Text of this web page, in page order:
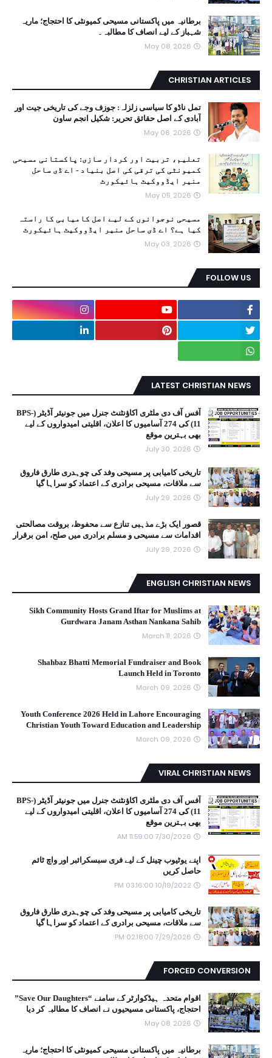
برطانیہ میں پاکستانی مسیحی کمیونٹی کا احتجاج؛ ماریہ
شہباز کے لیے انصاف کا مطالبہ۔
May 08, 2026
CHRISTIAN ARTICLES
تمل ناڈو کا سیاسی زلزلہ: جوزف وجے کی تاریخی جیت اور
آبادی کے اصل حقائق تحریر: شکیل انجم ساون
May 06, 2026
تعلیم، تربیت اور کردار سازی: پاکستانی مسیحی
کمیونٹی کی ترقی کی اصل بنیاد - اے ڈی ساحل
منیر ایڈووکیٹ ہائیکورٹ
May 05, 2026
مسیحی نوجوانوں کے لیے اصل کامیابی کا راستہ
کیا ہے؟ اے ڈی ساحل منیر ایڈووکیٹ ہائیکورٹ
May 03, 2026
FOLLOW US
LATEST CHRISTIAN NEWS
آفس آف دی ملٹری اکاؤنٹنٹ جنرل میں جونیئر آڈیٹر (BPS-
11) کی 274 آسامیوں کا اعلان، اقلیتی امیدواروں کے لیے
بھی بہترین موقع
July 30, 2026
تاریخی کامیابی پر مسیحی وفد کی چوہدری طارق فاروق
سے ملاقات، مسیحی برادری کے اعتماد کو سراہا گیا
July 29, 2026
قصور ایک بڑے مذہبی تنازع سے محفوظ، بروقت مصالحتی
اقدامات سے مسیحی و مسلم برادری میں صلح، امن برقرار
July 29, 2026
ENGLISH CHRISTIAN NEWS
Sikh Community Hosts Grand Iftar for Muslims at
Gurdwara Janam Asthan Nankana Sahib
March 11, 2026
Shahbaz Bhatti Memorial Fundraiser and Book
Launch Held in Toronto
March 09, 2026
Youth Conference 2026 Held in Lahore Encouraging
Christian Youth Toward Education and Leadership
March 09, 2026
VIRAL CHRISTIAN NEWS
آفس آف دی ملٹری اکاؤنٹنٹ جنرل میں جونیئر آڈیٹر (BPS-
11) کی 274 آسامیوں کا اعلان، اقلیتی امیدواروں کے لیے
بھی بہترین موقع
7/30/2026 11:59:00 AM
اپنے یوٹیوب چینل کے لیے فری سبسکرائبر اور واچ ٹائم
حاصل کریں
10/19/2022 03:16:00 PM
تاریخی کامیابی پر مسیحی وفد کی چوہدری طارق فاروق
سے ملاقات، مسیحی برادری کے اعتماد کو سراہا گیا
7/29/2026 02:18:00 PM
FORCED CONVERSION
اقوام متحدہ ہیڈکوارٹر کے سامنے “Save Our Daughters”
احتجاج، پاکستانی مسیحیوں نے انصاف کا مطالبہ کر دیا
May 08, 2026
برطانیہ میں پاکستانی مسیحی کمیونٹی کا احتجاج؛ ماریہ